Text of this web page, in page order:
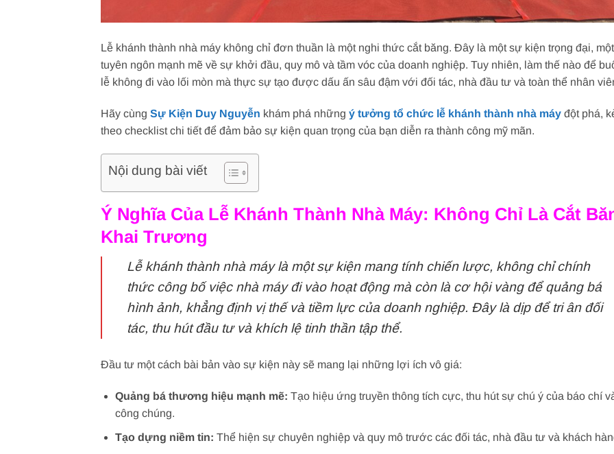
Lễ khánh thành nhà máy không chỉ đơn thuần là một nghi thức cắt băng. Đây là một sự kiện trọng đại, một
tuyên ngôn mạnh mẽ về sự khởi đầu, quy mô và tầm vóc của doanh nghiệp. Tuy nhiên, làm thế nào để
lễ không đi vào lối mòn mà thực sự tạo được dấu ấn sâu đậm với đối tác, nhà đầu tư và toàn thể nhân
Hãy cùng Sự Kiện Duy Nguyễn khám phá những ý tưởng tổ chức lễ khánh thành nhà máy đột phá,
theo checklist chi tiết để đảm bảo sự kiện quan trọng của bạn diễn ra thành công mỹ mãn.
Nội dung bài viết
Ý Nghĩa Của Lễ Khánh Thành Nhà Máy: Không Chỉ Là Cắt
Khai Trương
Lễ khánh thành nhà máy là một sự kiện mang tính chiến lược, không chỉ chính
thức công bố việc nhà máy đi vào hoạt động mà còn là cơ hội vàng để quảng bá
hình ảnh, khẳng định vị thế và tiềm lực của doanh nghiệp. Đây là dịp để tri ân đối
tác, thu hút đầu tư và khích lệ tinh thần tập thể.
Đầu tư một cách bài bản vào sự kiện này sẽ mang lại những lợi ích vô giá:
Quảng bá thương hiệu mạnh mẽ: Tạo hiệu ứng truyền thông tích cực, thu hút sự chú ý của báo chí
công chúng.
Tạo dựng niềm tin: Thể hiện sự chuyên nghiệp và quy mô trước các đối tác, nhà đầu tư và khách